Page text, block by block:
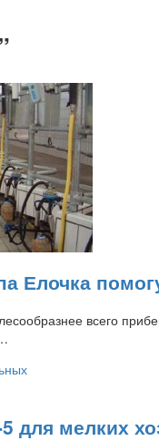
Елочка
всего
для мелких